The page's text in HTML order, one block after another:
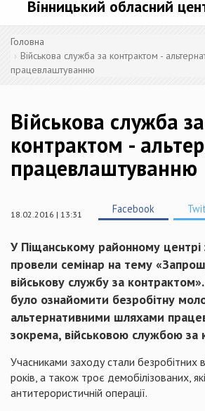
Вінницький обласний
Головна
Військова служба за контрактом -
працевлаштуванню
Військова служба за
контрактом -
працевлаштуванню
18.02.2016 | 13:31 Facebook
У Піщанському районному центрі
провели семінар на тему
військову службу за
було ознайомити безробітну
альтернативними шляхами
зокрема, військовою службою за
Учасниками заходу стали безробітних
років, а також троє демобілізованих,
антитерористичній операції.